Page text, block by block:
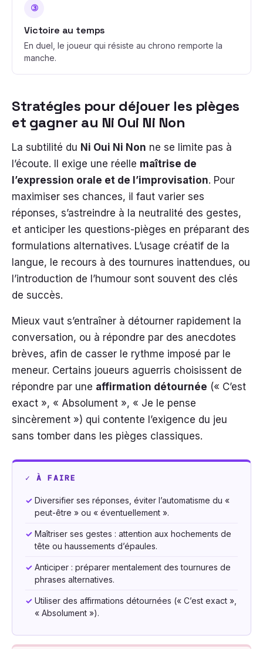
③
Victoire au temps
En duel, le joueur qui résiste au chrono remporte la
manche.
Stratégies pour déjouer les pièges
et gagner au Ni Oui Ni Non
La subtilité du Ni Oui Ni Non ne se limite pas à
l’écoute. Il exige une réelle maîtrise de
l’expression orale et de l’improvisation. Pour
maximiser ses chances, il faut varier ses
réponses, s’astreindre à la neutralité des gestes,
et anticiper les questions-pièges en préparant des
formulations alternatives. L’usage créatif de la
langue, le recours à des tournures inattendues, ou
l’introduction de l’humour sont souvent des clés
de succès.
Mieux vaut s’entraîner à détourner rapidement la
conversation, ou à répondre par des anecdotes
brèves, afin de casser le rythme imposé par le
meneur. Certains joueurs aguerris choisissent de
répondre par une affirmation détournée (« C’est
exact », « Absolument », « Je le pense
sincèrement ») qui contente l’exigence du jeu
sans tomber dans les pièges classiques.
✓ À FAIRE
✓ Diversifier ses réponses, éviter l’automatisme du «
peut-être » ou « éventuellement ».
✓ Maîtriser ses gestes : attention aux hochements de
tête ou haussements d’épaules.
✓ Anticiper : préparer mentalement des tournures de
phrases alternatives.
✓ Utiliser des affirmations détournées (« C’est exact »,
« Absolument »).